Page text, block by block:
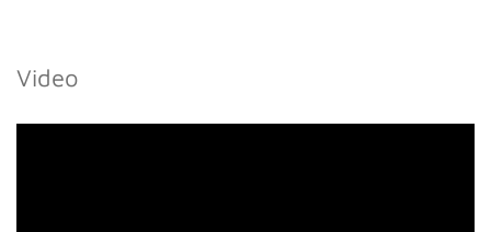
12,00 €
Video